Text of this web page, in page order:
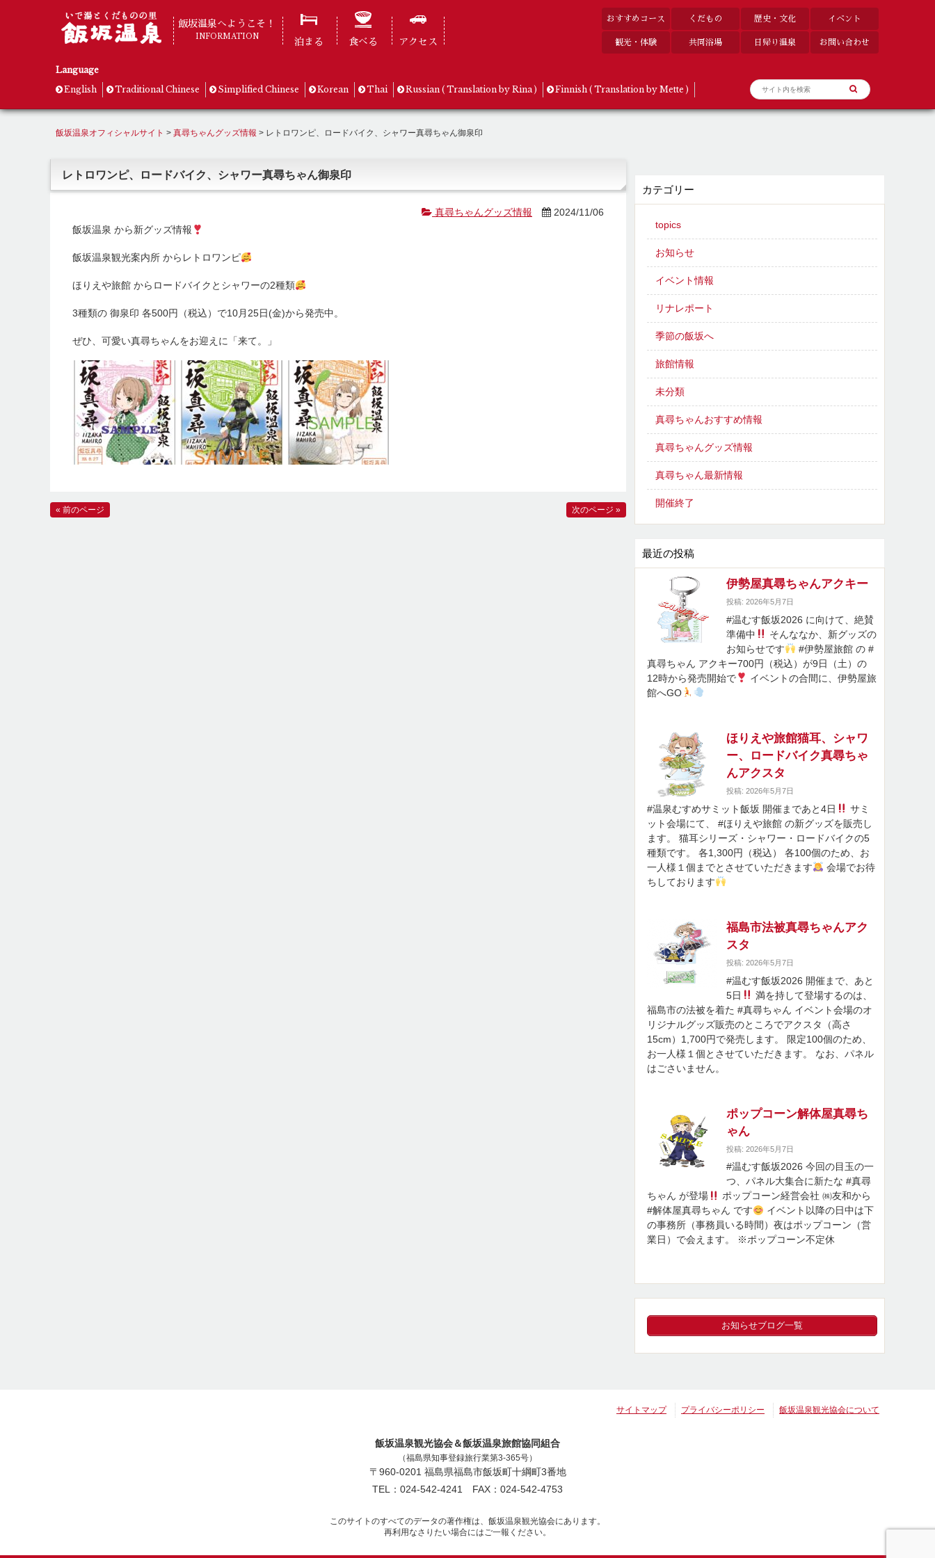
飯坂温泉へようこそ！
INFORMATION 泊まる 食べる アクセス
おすすめコース くだもの 歴史・文化 イベント
観光・体験 共同浴場 日帰り温泉 お問い合わせ
Language
English
Traditional Chinese Simplified Chinese Korean Thai Russian ( Translation by Rina ) Finnish ( Translation by Mette )
飯坂温泉オフィシャルサイト > 真尋ちゃんグッズ情報 > レトロワンピ、ロードバイク、シャワー真尋ちゃん御泉印
レトロワンピ、ロードバイク、シャワー真尋ちゃん御泉印
真尋ちゃんグッズ情報
2024/11/06
飯坂温泉 から新グッズ情報
飯坂温泉観光案内所 からレトロワンピ
ほりえや旅館 からロードバイクとシャワーの2種類
3種類の 御泉印 各500円（税込）で10月25日(金)から発売中。
ぜひ、可愛い真尋ちゃんをお迎えに「来て。」
« 前のページ 次のページ »
カテゴリー
topics
お知らせ
イベント情報
リナレポート
季節の飯坂へ
旅館情報
未分類
真尋ちゃんおすすめ情報
真尋ちゃんグッズ情報
真尋ちゃん最新情報
開催終了
最近の投稿
伊勢屋真尋ちゃんアクキー
投稿: 2026年5月7日
#温むす飯坂2026 に向けて、絶賛
準備中
そんななか、新グッズの
お知らせです
#伊勢屋旅館 の #
真尋ちゃん アクキー700円（税込）が9日（土）の
12時から発売開始で
イベントの合間に、伊勢屋旅
館へGO
ほりえや旅館猫耳、シャワ
ー、ロードバイク真尋ちゃ
んアクスタ
投稿: 2026年5月7日
#温泉むすめサミット飯坂 開催まであと4日
サミ
ット会場にて、 #ほりえや旅館 の新グッズを販売し
ます。 猫耳シリーズ・シャワー・ロードバイクの5
種類です。 各1,300円（税込） 各100個のため、お
一人様１個までとさせていただきます
会場でお待
ちしております
福島市法被真尋ちゃんアク
スタ
投稿: 2026年5月7日
#温むす飯坂2026 開催まで、あと
5日
満を持して登場するのは、
福島市の法被を着た #真尋ちゃん イベント会場のオ
リジナルグッズ販売のところでアクスタ（高さ
15cm）1,700円で発売します。 限定100個のため、
お一人様１個とさせていただきます。 なお、パネル
はごさいません。
ポップコーン解体屋真尋ち
ゃん
投稿: 2026年5月7日
#温むす飯坂2026 今回の目玉の一
つ、パネル大集合に新たな #真尋
ちゃん が登場
ポップコーン経営会社 ㈱友和から
#解体屋真尋ちゃん です
イベント以降の日中は下
の事務所（事務員いる時間）夜はポップコーン（営
業日）で会えます。 ※ポップコーン不定休
お知らせブログ一覧
サイトマップ プライバシーポリシー 飯坂温泉観光協会について
飯坂温泉観光協会＆飯坂温泉旅館協同組合
（福島県知事登録旅行業第3-365号）
〒960-0201 福島県福島市飯坂町十綱町3番地
TEL：024-542-4241 FAX：024-542-4753
このサイトのすべてのデータの著作権は、飯坂温泉観光協会にあります。
再利用なさりたい場合にはご一報ください。